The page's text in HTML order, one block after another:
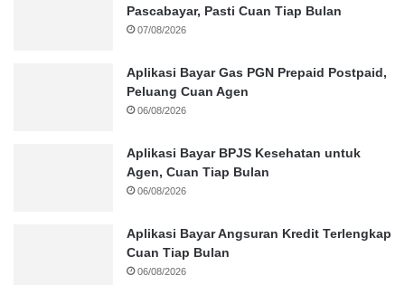
Pascabayar, Pasti Cuan Tiap Bulan
07/08/2026
Aplikasi Bayar Gas PGN Prepaid Postpaid,
Peluang Cuan Agen
06/08/2026
Aplikasi Bayar BPJS Kesehatan untuk
Agen, Cuan Tiap Bulan
06/08/2026
Aplikasi Bayar Angsuran Kredit Terlengkap
Cuan Tiap Bulan
06/08/2026